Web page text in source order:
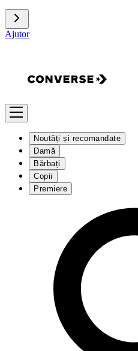
Ajutor
Noutăți și recomandate
Damă
Bărbați
Copii
Premiere